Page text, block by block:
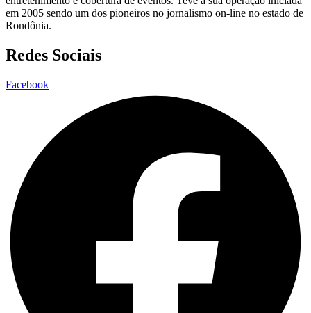
em 2005 sendo um dos pioneiros no jornalismo on-line no estado de
Rondônia.
Redes Sociais
Facebook